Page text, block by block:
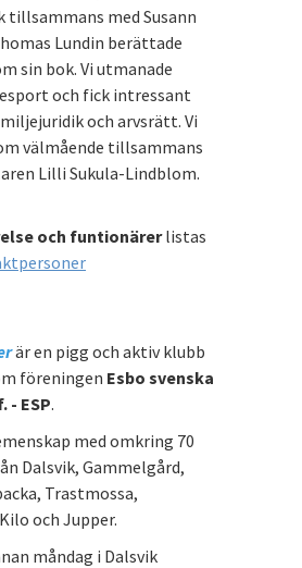
tillsammans med Susann
Lundin berättade
sin bok. Vi utmanade
och fick intressant
och arvsrätt. Vi
välmående tillsammans
Lilli Sukula-Lindblom.
och funtionärerlistas
är en pigg och aktiv klubb
föreningen Esbo svenska
- ESP.
med omkring 70
Dalsvik, Gammelgård,
Trastmossa,
och Jupper.
måndag i Dalsvik